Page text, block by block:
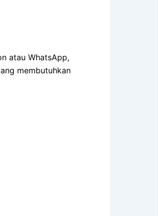
atau WhatsApp,
membutuhkan